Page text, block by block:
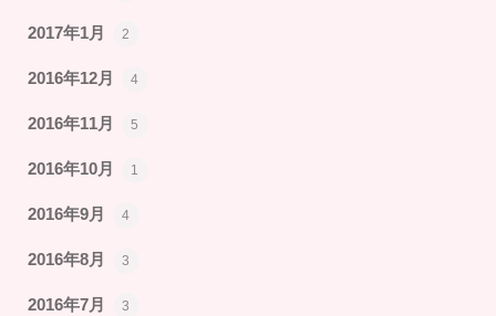
2017年1月 2
2016年12月 4
2016年11月 5
2016年10月 1
2016年9月 4
2016年8月 3
2016年7月 3